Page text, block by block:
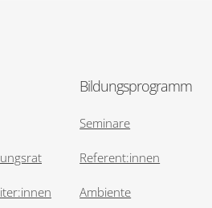
Bildungsprogramm
Seminare
Referent:innen
Ambiente